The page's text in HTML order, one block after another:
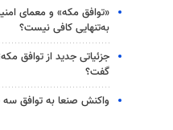
«توافق مکه» و معمای
به‌تنهایی کافی نیست؟
جزئیاتی جدید از توافق
گفت؟
واکنش صنعا به توافق سه